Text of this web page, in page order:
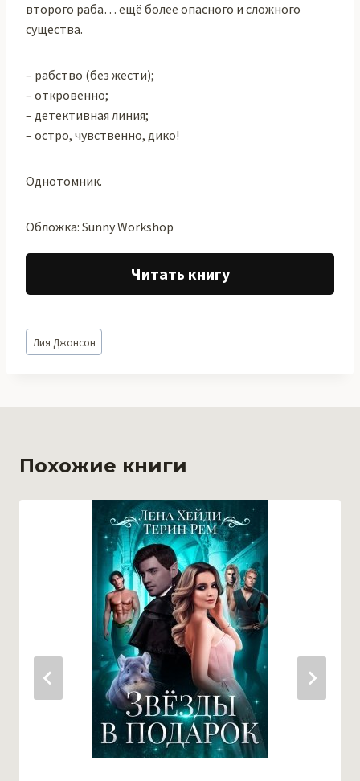
второго раба… ещё более опасного и сложного
существа.
– рабство (без жести);
– откровенно;
– детективная линия;
– остро, чувственно, дико!
Однотомник.
Обложка: Sunny Workshop
Читать книгу
Метки
записи:
Лия Джонсон
Похожие книги